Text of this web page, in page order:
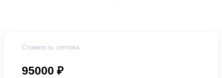
Стоимость септика
95000 ₽